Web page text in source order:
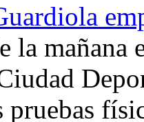
la mañana
pruebas